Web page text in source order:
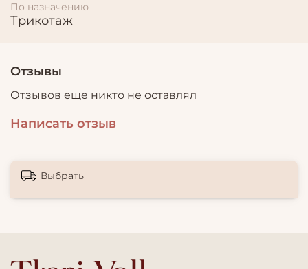
По назначению
Трикотаж
Отзывы
Отзывов еще никто не оставлял
Написать отзыв
Выбрать